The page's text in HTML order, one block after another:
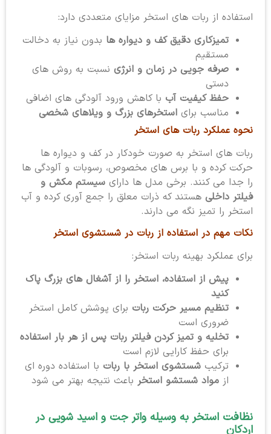
استفاده از ربات های استخر مزایای متعددی دارد:
تمیزکاری دقیق کف و دیواره هابدون نیاز به دخالت
مستقیم
صرفه جویی در زمان و انرژینسبت به روش های
دستی
حفظ کیفیت آببا کاهش ورود آلودگی های اضافی
مناسب برای استخرهای بزرگ و ویلاهای شخصی
نحوه عملکرد ربات های استخر
ربات های استخر به صورت خودکار در کف و دیواره ها
حرکت کرده و با برس های مخصوص، رسوبات و آلودگی ها
را جدا می کنند. برخی مدل ها دارای سیستم مکش و
فیلتر داخلیهستند که ذرات معلق را جمع آوری کرده و آب
استخر را تمیز نگه می دارند.
نکات مهم در استفاده از ربات در شستشوی استخر
برای عملکرد بهینه ربات استخر:
پیش از استفاده، استخر را از آشغال های بزرگ پاک
کنید
تنظیم مسیر حرکت رباتبرای پوشش کامل استخر
ضروری است
تخلیه و تمیز کردن فیلتر ربات پس از هر بار استفاده
برای حفظ کارایی لازم است
ترکیب شستشوی استخر با رباتبا استفاده دوره ای
از مواد شستشو استخرباعث نتیجه بهتر می شود
نظافت استخر به وسیله واتر جت و اسید شویی در
اردکان